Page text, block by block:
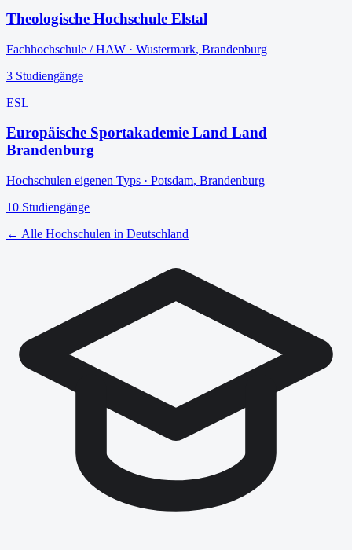
Theologische Hochschule Elstal
Fachhochschule / HAW · Wustermark, Brandenburg
3 Studiengänge
ESL
Europäische Sportakademie Land Land
Brandenburg
Hochschulen eigenen Typs · Potsdam, Brandenburg
10 Studiengänge
← Alle Hochschulen in Deutschland